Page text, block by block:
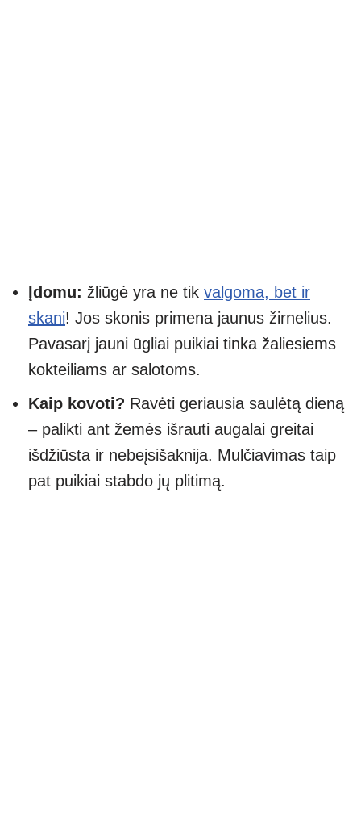
Įdomu: žliūgė yra ne tik valgoma, bet ir
skani! Jos skonis primena jaunus žirnelius.
Pavasarį jauni ūgliai puikiai tinka žaliesiems
kokteiliams ar salotoms.
Kaip kovoti? Ravėti geriausia saulėtą dieną
– palikti ant žemės išrauti augalai greitai
išdžiūsta ir nebeįsišaknija. Mulčiavimas taip
pat puikiai stabdo jų plitimą.